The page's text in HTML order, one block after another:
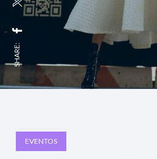
SHARE:
EVENTOS